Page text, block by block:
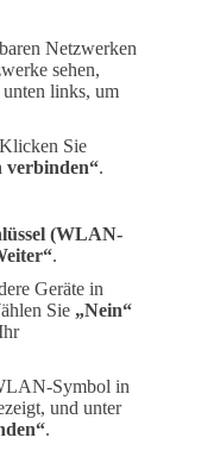
Netzwerken
sehen,
unten links, um
Sie
verbinden“.
(WLAN-
.
Geräte in
Sie „Nein“
Symbol in
und unter
.